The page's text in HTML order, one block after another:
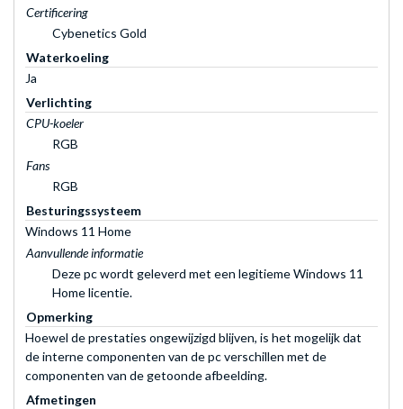
Certificering
Cybenetics Gold
Waterkoeling
Ja
Verlichting
CPU-koeler
RGB
Fans
RGB
Besturingssysteem
Windows 11 Home
Aanvullende informatie
Deze pc wordt geleverd met een legitieme Windows 11
Home licentie.
Opmerking
Hoewel de prestaties ongewijzigd blijven, is het mogelijk dat
de interne componenten van de pc verschillen met de
componenten van de getoonde afbeelding.
Afmetingen